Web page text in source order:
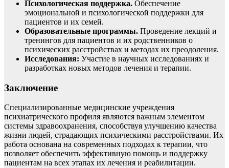
Психологическая поддержка. Обеспечение
эмоциональной и психологической поддержки для
пациентов и их семей.
Образовательные программы. Проведение лекций и
тренингов для пациентов и их родственников о
психических расстройствах и методах их преодоления.
Исследования: Участие в научных исследованиях и
разработках новых методов лечения и терапии.
Заключение
Специализированные медицинские учреждения
психиатрического профиля являются важным элементом
системы здравоохранения, способствуя улучшению качества
жизни людей, страдающих психическими расстройствами. Их
работа основана на современных подходах к терапии, что
позволяет обеспечить эффективную помощь и поддержку
пациентам на всех этапах их лечения и реабилитации.